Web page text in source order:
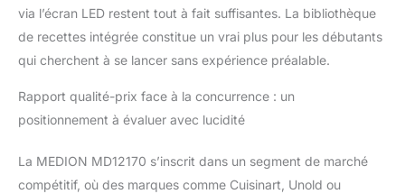
via l’écran LED restent tout à fait suffisantes. La bibliothèque
de recettes intégrée constitue un vrai plus pour les débutants
qui cherchent à se lancer sans expérience préalable.
Rapport qualité-prix face à la concurrence : un
positionnement à évaluer avec lucidité
La MEDION MD12170 s’inscrit dans un segment de marché
compétitif, où des marques comme Cuisinart, Unold ou